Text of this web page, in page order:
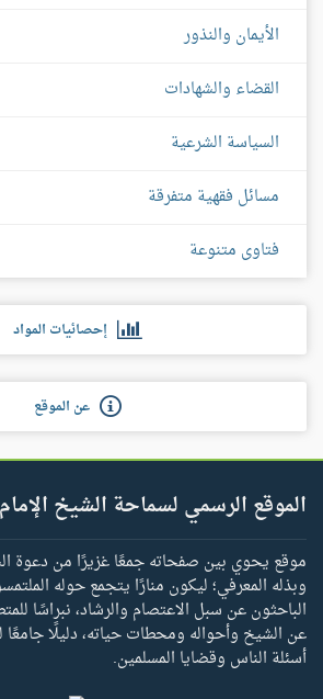
الأيمان والنذور
القضاء والشهادات
السياسة الشرعية
مسائل فقهية متفرقة
فتاوى متنوعة
إحصائيات المواد
عن الموقع
الموقع الرسمي لسماحة الشيخ
موقع يحوي بين صفحاته جمعًا غزيرًا من دعوة
وبذله المعرفي؛ ليكون منارًا يتجمع حوله
الباحثون عن سبل الاعتصام والرشاد، نبراسًا
عن الشيخ وأحواله ومحطات حياته، دليلًا جامعًا
أسئلة الناس وقضايا المسلمين.